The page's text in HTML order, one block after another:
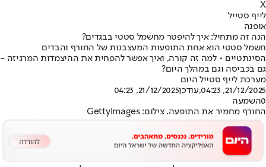
X
לייף סטייל
אופנה
הנה זה מתחיל: איך להיפטר מחשמל סטטי בבגדים?
חשמל סטטי הוא אחת התופעות המעצבנות של החורף והבדים
הסינתטיים • למה זה קורה, ואיך אפשר להפחית את ההיצמדות המרגיזה -
גם בכביסה וגם במהלך היום?
מערכת לייף סטייל היום
21/12/2025, 04:23
,עודכן21/12/2025, 04:23
0השמעה
החורף מחמיר את התופעה. צילום: GettyImages